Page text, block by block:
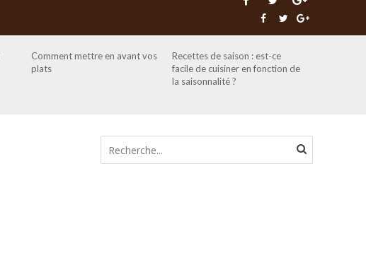
Comment mettre en avant vos
plats
Recettes de saison : est-ce
facile de cuisiner en fonction de
la saisonnalité ?